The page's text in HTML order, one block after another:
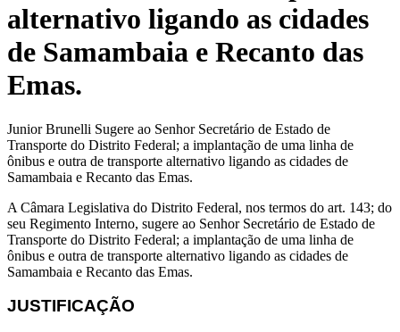
alternativo ligando as cidades
de Samambaia e Recanto das
Emas.
Junior Brunelli Sugere ao Senhor Secretário de Estado de
Transporte do Distrito Federal; a implantação de uma linha de
ônibus e outra de transporte alternativo ligando as cidades de
Samambaia e Recanto das Emas.
A Câmara Legislativa do Distrito Federal, nos termos do art. 143; do
seu Regimento Interno, sugere ao Senhor Secretário de Estado de
Transporte do Distrito Federal; a implantação de uma linha de
ônibus e outra de transporte alternativo ligando as cidades de
Samambaia e Recanto das Emas.
JUSTIFICAÇÃO